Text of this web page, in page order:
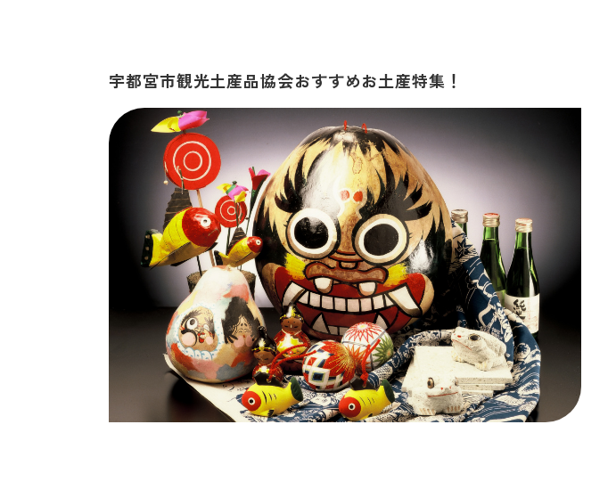
宇都宮市観光土産品協会おすすめお土産特集！